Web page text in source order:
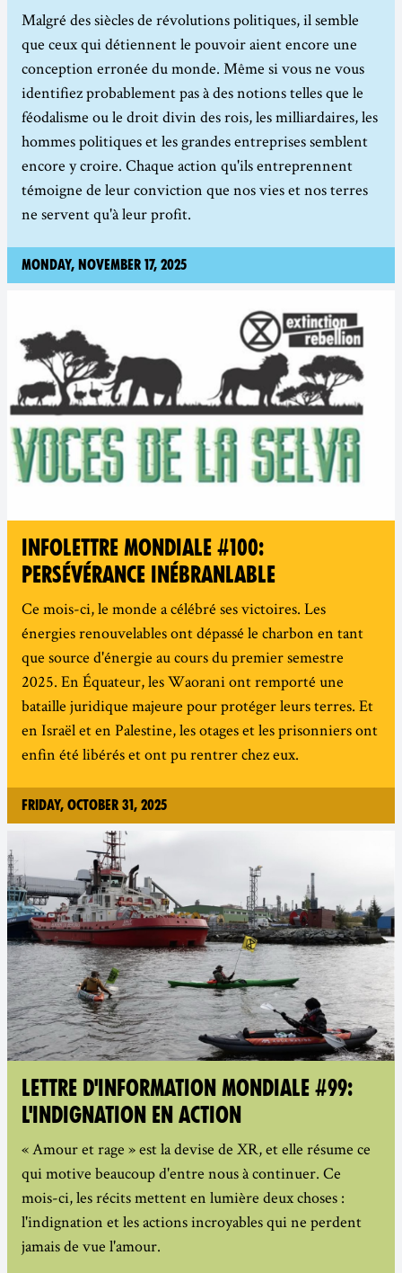
Malgré des siècles de révolutions politiques, il semble
que ceux qui détiennent le pouvoir aient encore une
conception erronée du monde. Même si vous ne vous
identifiez probablement pas à des notions telles que le
féodalisme ou le droit divin des rois, les milliardaires, les
hommes politiques et les grandes entreprises semblent
encore y croire. Chaque action qu'ils entreprennent
témoigne de leur conviction que nos vies et nos terres
ne servent qu'à leur profit.
Monday, November 17, 2025
INFOLETTRE MONDIALE #100:
PERSÉVÉRANCE INÉBRANLABLE
Ce mois-ci, le monde a célébré ses victoires. Les
énergies renouvelables ont dépassé le charbon en tant
que source d'énergie au cours du premier semestre
2025. En Équateur, les Waorani ont remporté une
bataille juridique majeure pour protéger leurs terres. Et
en Israël et en Palestine, les otages et les prisonniers ont
enfin été libérés et ont pu rentrer chez eux.
Friday, October 31, 2025
LETTRE D'INFORMATION MONDIALE #99:
L'INDIGNATION EN ACTION
« Amour et rage » est la devise de XR, et elle résume ce
qui motive beaucoup d'entre nous à continuer. Ce
mois-ci, les récits mettent en lumière deux choses :
l'indignation et les actions incroyables qui ne perdent
jamais de vue l'amour.